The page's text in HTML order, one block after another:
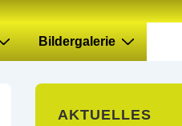
Bildergalerie
AKTUELLES